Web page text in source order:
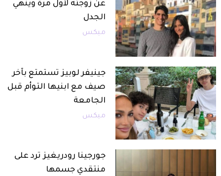
عن زوجته لأول مرة وينهي
الجدل
ميكس
جينيفر لوبيز تستمتع بآخر
صيف مع ابنيها التوأم قبل
الجامعة
ميكس
جورجينا رودريغيز ترد على
منتقدي جسمها